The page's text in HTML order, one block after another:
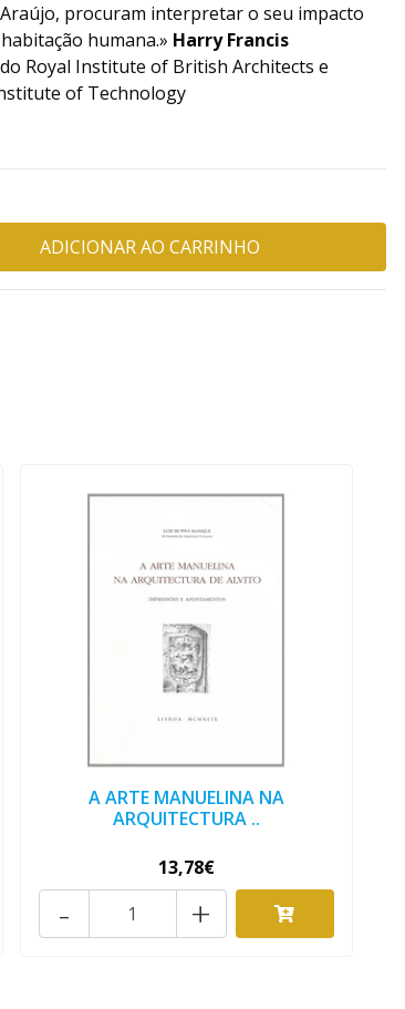
procuram interpretar o seu impacto
humana.» Harry Francis
Royal Institute of British Architects e
of Technology
A ARTE MANUELINA NA
ARQUITECTURA ..
13,78€
+
-